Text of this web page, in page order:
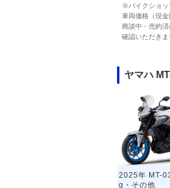
※バイクショッ
車両価格（現
商談中・売約
確認いただきま
ヤマハ
2025年 MT-
g・その他